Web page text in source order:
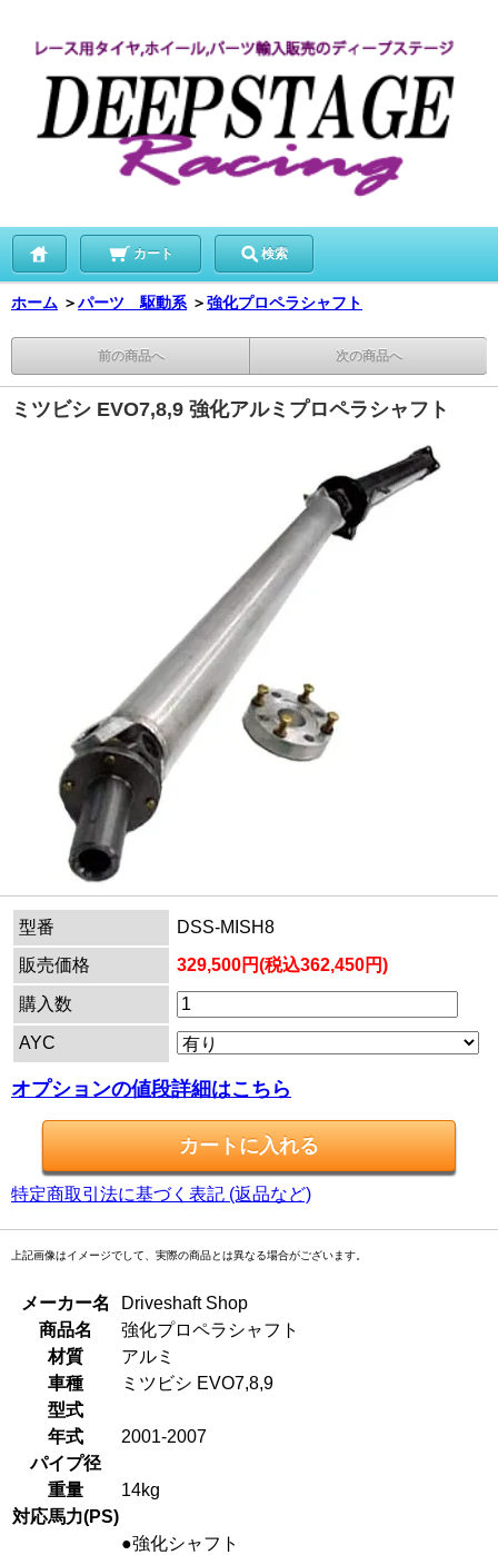
カート 検索
ホーム ＞パーツ 駆動系 ＞強化プロペラシャフト
前の商品へ 次の商品へ
ミツビシ EVO7,8,9 強化アルミプロペラシャフト
型番
DSS-MISH8
販売価格
329,500円(税込362,450円)
購入数
AYC
オプションの値段詳細はこちら
特定商取引法に基づく表記 (返品など)
上記画像はイメージでして、実際の商品とは異なる場合がございます。
メーカー名
Driveshaft Shop
商品名
強化プロペラシャフト
材質
アルミ
車種
ミツビシ EVO7,8,9
型式
年式
2001-2007
パイプ径
重量
14kg
対応馬力(PS)
●強化シャフト